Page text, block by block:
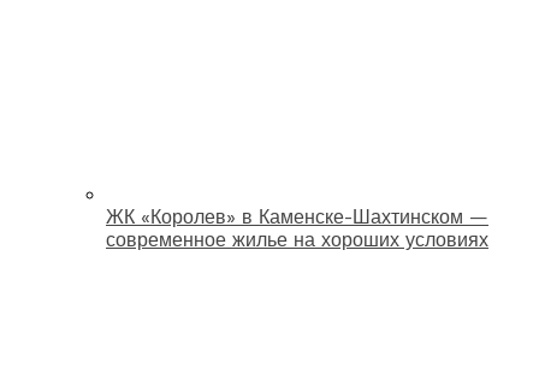
ЖК «Королев» в Каменске-Шахтинском —
современное жилье на хороших условиях